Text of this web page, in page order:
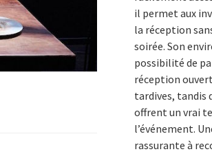
il permet aux
la réception
soirée. Son
possibilité de
réception
tardives, tandis
offrent un vrai
l’événement.
rassurante à